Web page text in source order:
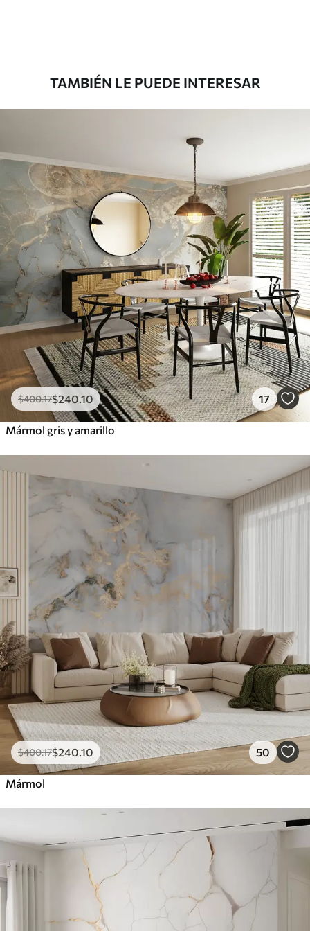
Vinilo Premium
1266.67$760.00/m²
Peel and Stick
1533.33$920.00/m²
TAMBIÉN LE PUEDE INTERESAR
$400.17$240 .10 17
Mármol gris y amarillo
$400.17$240.10 50
Mármol